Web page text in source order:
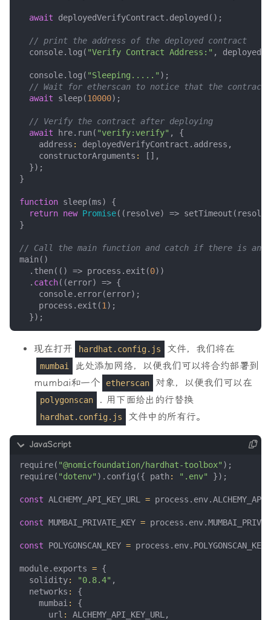
await deployedVerifyContract . deployed ();
console. log ( "Verify Contract Address:" ,
console. log ( "Sleeping....." );
await sleep(10000);
await
hre. run( "verify:verify" ,
{
address : deployedVerifyContract . address ,
constructorArguments :
[],
});
}
function sleep(ms)
{
return new Promise(( resolve) => setTimeout ( resolve
}
main()
. then(() => process . exit (0))
. catch((error) => {
console. error(error);
process . exit (1 );
});
现在打开 hardhat.config.js 文件，我们将在
mumbai
此处添加网络，以便我们可以将合约部署到
mumbai和一个
etherscan 对象，以便我们可以在
polygonscan . 用下面给出的行替换
hardhat.config.js 文件中的所有行。
require( "@nomicfoundation/hardhat-toolbox" );
require( "dotenv" ). config ({ path: ".env" });
const ALCHEMY_API_KEY_URL = process . env.
const MUMBAI_PRIVATE_KEY = process . env.
const POLYGONSCAN_KEY = process . env. POLYGONSCAN_KEY
module. exports = {
solidity: "0.8.4" ,
networks :
{
mumbai :
{
url : ALCHEMY_API_KEY_URL ,